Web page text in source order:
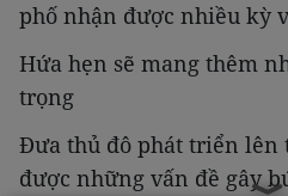
phố nhận được nhiều kỳ
Hứa hẹn sẽ mang thêm
trọng
Đưa thủ đô phát triển lên
được những vấn đề gây